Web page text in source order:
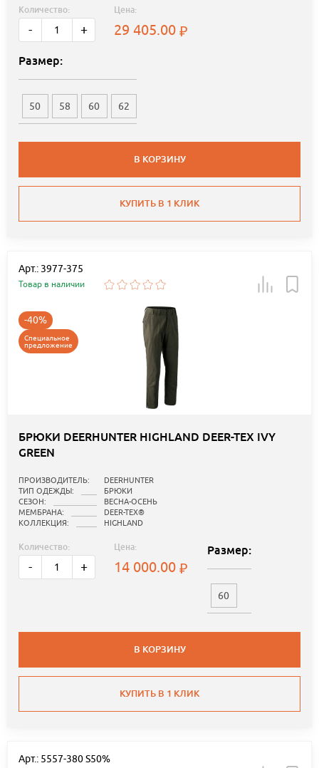
Количество:
- +
Цена:
29 405.00
Размер:
50 58 60 62
В КОРЗИНУ
КУПИТЬ В 1 КЛИК
Арт.: 3977-375
Товар в наличии
-40%
Специальное
предложение
БРЮКИ DEERHUNTER HIGHLAND DEER-TEX IVY
GREEN
ПРОИЗВОДИТЕЛЬ:
DEERHUNTER
ТИП ОДЕЖДЫ:
БРЮКИ
СЕЗОН:
ВЕСНА-ОСЕНЬ
МЕМБРАНА:
DEER-TEX®
КОЛЛЕКЦИЯ:
HIGHLAND
Количество:
- +
Цена:
14 000.00
Размер:
60
В КОРЗИНУ
КУПИТЬ В 1 КЛИК
Арт.: 5557-380 S50%